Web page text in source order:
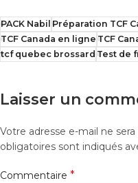
PACK Nabil Préparation TCF
TCF Canada en ligne TCF
tcf quebec brossard Test de
Laisser un
Votre adresse e-mail ne sera
obligatoires sont indiqués
Commentaire *